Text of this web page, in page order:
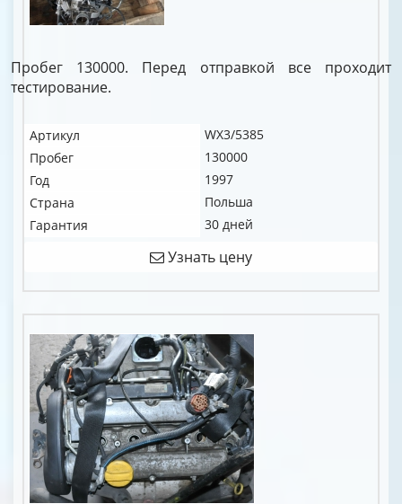
Пробег 130000. Перед отправкой все проходит
тестирование.
Артикул
WX3/5385
Пробег
130000
Год
1997
Страна
Польша
Гарантия
30 дней
Узнать цену